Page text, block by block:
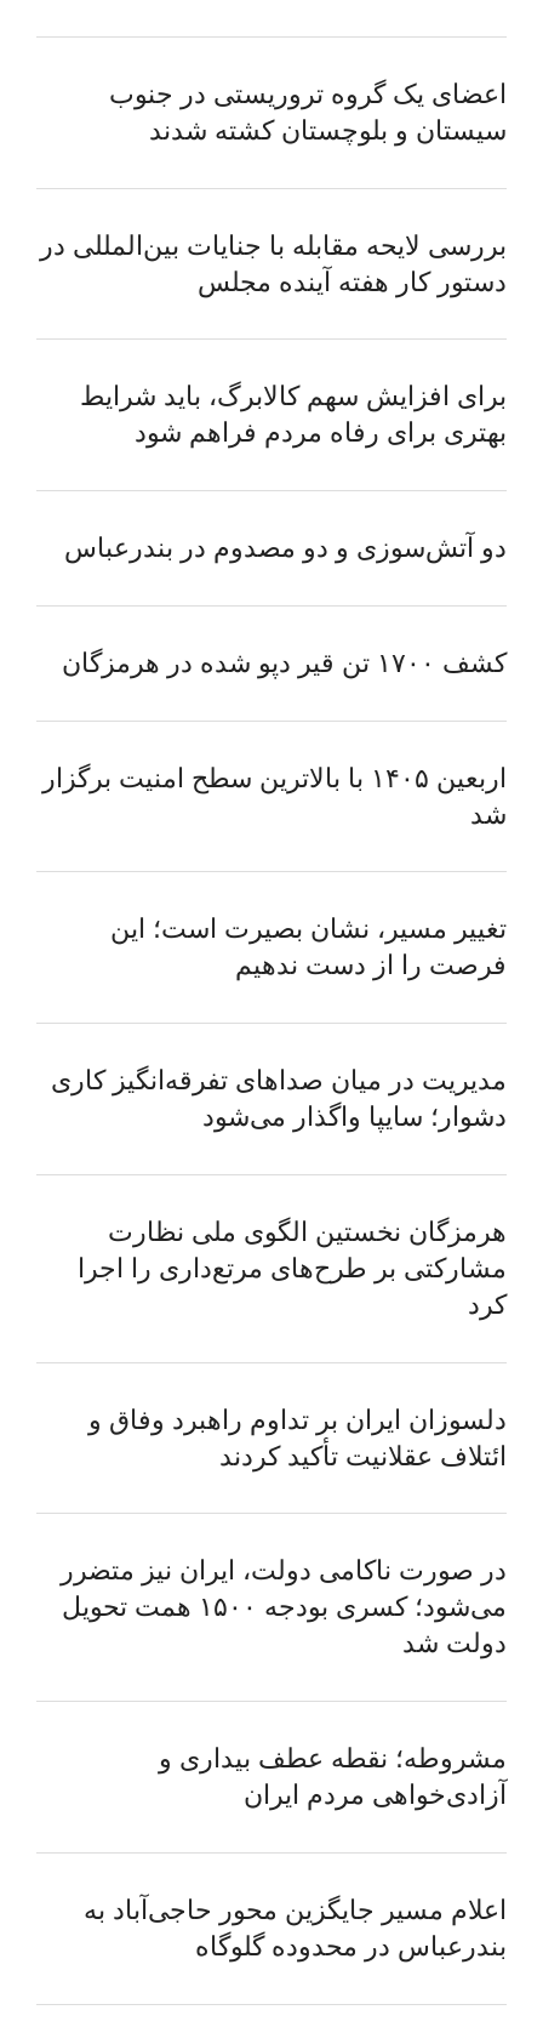
اعضای یک گروه تروریستی در جنوب
سیستان و بلوچستان کشته شدند
بررسی لایحه مقابله با جنایات بین‌المللی در
دستور کار هفته آینده مجلس
برای افزایش سهم کالابرگ، باید شرایط
بهتری برای رفاه مردم فراهم شود
دو آتش‌سوزی و دو مصدوم در بندرعباس
کشف ۱۷۰۰ تن قیر دپو شده در هرمزگان
اربعین ۱۴۰۵ با بالاترین سطح امنیت برگزار
شد
تغییر مسیر، نشان بصیرت است؛ این
فرصت را از دست ندهیم
مدیریت در میان صداهای تفرقه‌انگیز کاری
دشوار؛ سایپا واگذار می‌شود
هرمزگان نخستین الگوی ملی نظارت
مشارکتی بر طرح‌های مرتع‌داری را اجرا
کرد
دلسوزان ایران بر تداوم راهبرد وفاق و
ائتلاف عقلانیت تأکید کردند
در صورت ناکامی دولت، ایران نیز متضرر
می‌شود؛ کسری بودجه ۱۵۰۰ همت تحویل
دولت شد
مشروطه؛ نقطه عطف بیداری و
آزادی‌خواهی مردم ایران
اعلام مسیر جایگزین محور حاجی‌آباد به
بندرعباس در محدوده گلوگاه